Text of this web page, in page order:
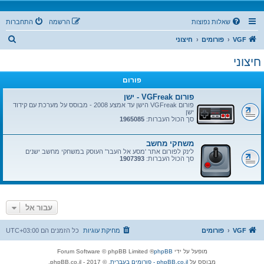
שאלות נפוצות התחברות הרשמה
VGF פורומים חיצוני
חיצוני
פורום
פורום VGFreak - ישן
פורום VGFreak הישן עד אמצע 2008 - מבוסס על מערכת עם קידוד
ישן
סך הכול העברות: 1965085
משחקי מחשב
לינק לפורום אתר 'מסע אל העבר' העוסק במשחקי מחשב ישנים
סך הכול העברות: 1907393
עבור אל
VGF פורומים כל הזמנים הם UTC+03:00 מחיקת עוגיות
מופעל על ידי phpBB
® Forum Software © phpBB Limited
מבוסס על phpBB.co.il - פורומים בעברית
. © 2017 - phpBB.co.il.